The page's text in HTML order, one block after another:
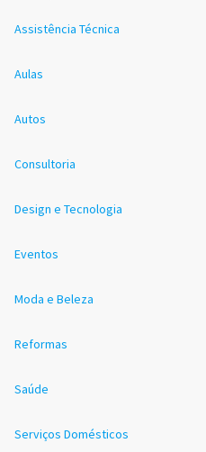
Assistência Técnica
Aulas
Autos
Consultoria
Design e Tecnologia
Eventos
Moda e Beleza
Reformas
Saúde
Serviços Domésticos